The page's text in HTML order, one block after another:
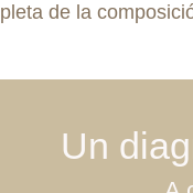
de la
Un